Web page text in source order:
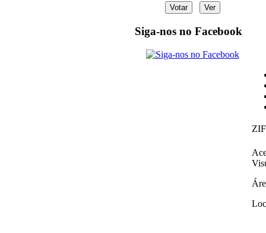
Siga-nos no Facebook